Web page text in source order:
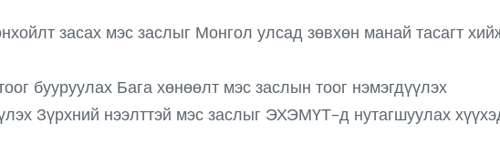
засах мэс заслыг Монгол улсад зөвхөн манай тасагт
бууруулах Бага хөнөөлт мэс заслын тоог нэмэгдүүлэх
Зүрхний нээлттэй мэс заслыг ЭХЭМҮТ-д нутагшуулах